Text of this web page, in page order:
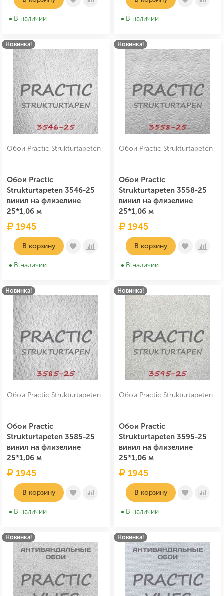
В наличии В наличии
Новинка!
Обои Practic Strukturtapeten
Обои Practic
Strukturtapeten 3546-25
винил на флизелине
25*1,06 м
1945
В корзину
В наличии
Новинка!
Обои Practic Strukturtapeten
Обои Practic
Strukturtapeten 3558-25
винил на флизелине
25*1,06 м
1945
В корзину
В наличии
Новинка!
Обои Practic Strukturtapeten
Обои Practic
Strukturtapeten 3585-25
винил на флизелине
25*1,06 м
1945
В корзину
В наличии
Новинка!
Обои Practic Strukturtapeten
Обои Practic
Strukturtapeten 3595-25
винил на флизелине
25*1,06 м
1945
В корзину
В наличии
Новинка! Новинка!